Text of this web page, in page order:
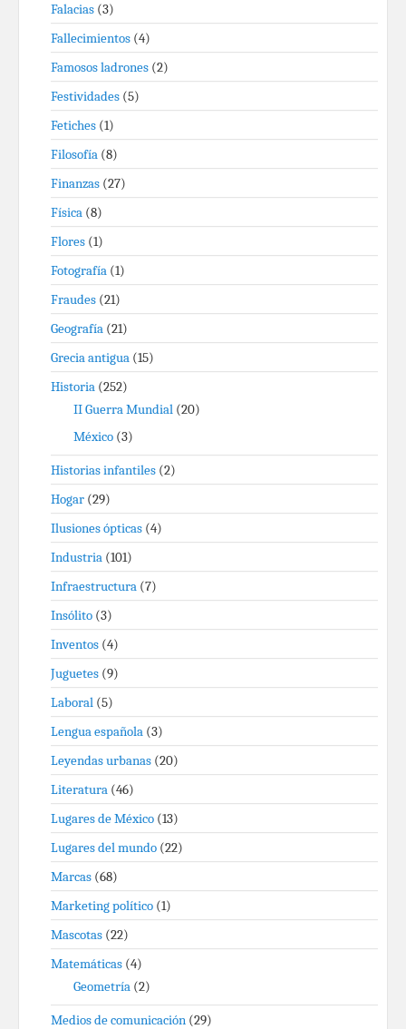
Falacias (3)
Fallecimientos (4)
Famosos ladrones (2)
Festividades (5)
Fetiches (1)
Filosofía (8)
Finanzas (27)
Física (8)
Flores (1)
Fotografía (1)
Fraudes (21)
Geografía (21)
Grecia antigua (15)
Historia (252)
II Guerra Mundial (20)
México (3)
Historias infantiles (2)
Hogar (29)
Ilusiones ópticas (4)
Industria (101)
Infraestructura (7)
Insólito (3)
Inventos (4)
Juguetes (9)
Laboral (5)
Lengua española (3)
Leyendas urbanas (20)
Literatura (46)
Lugares de México (13)
Lugares del mundo (22)
Marcas (68)
Marketing político (1)
Mascotas (22)
Matemáticas (4)
Geometría (2)
Medios de comunicación (29)